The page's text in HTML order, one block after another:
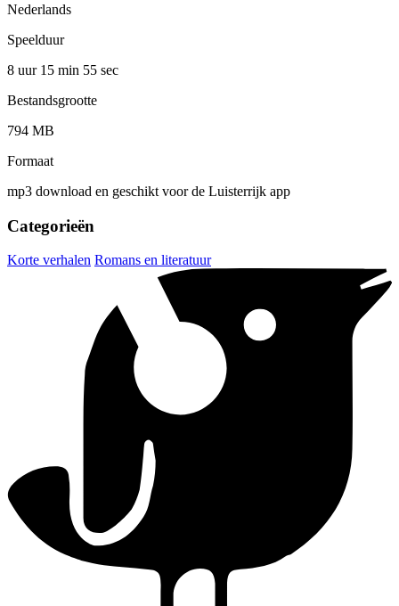
Nederlands
Speelduur
8 uur 15 min 55 sec
Bestandsgrootte
794 MB
Formaat
mp3 download en geschikt voor de Luisterrijk app
Categorieën
Korte verhalen Romans en literatuur